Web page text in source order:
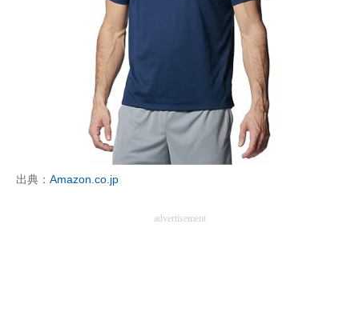
経営リーダーのコミュニティ
マーケ×ITの今がよく分かる
ITエンジニア向け専門サイト
企業向けIT製品の総合サイト
IT製品の技術・比較・事例
製造業のIT導入・活用を支援
モノづくり技術者専門サイト
出典： Amazon.co.jp
advertisement